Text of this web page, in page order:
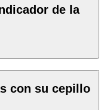
de la
con su cepillo